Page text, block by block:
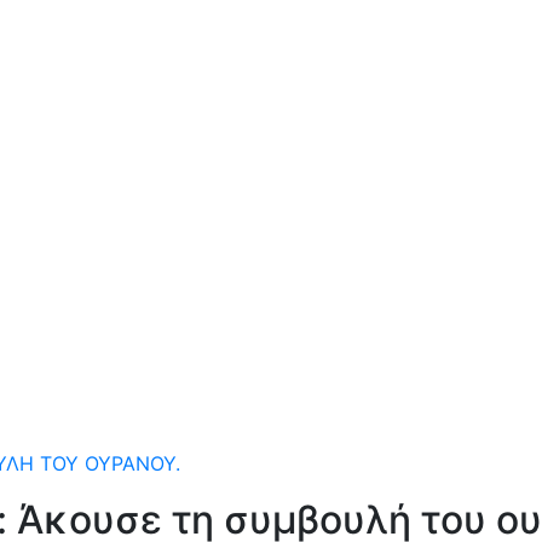
ΤΟΥ ΟΥΡΑΝΟΎ.
Άκουσε τη συμβουλή του